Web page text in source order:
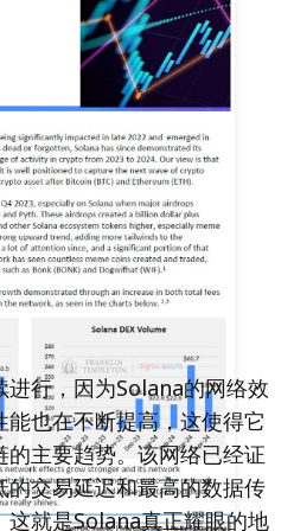
行，因为Solana的网络效
也在不断提高，这使得它
主要趋势。该网络已经证
交易延迟和最高的数据传
就是Solana真正耀眼的地